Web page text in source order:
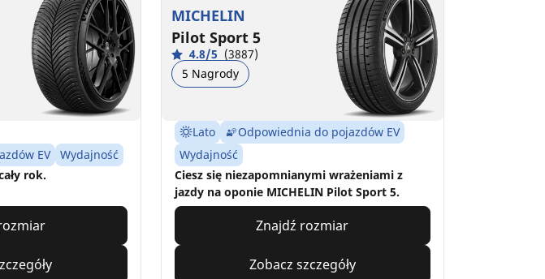
EV
Wydajność
rok.
MICHELIN
Pilot Sport 5
4.8/5 (3887)
5 Nagrody
Lato
Odpowiednia do pojazdów EV
Wydajność
Ciesz się niezapomnianymi wrażeniami z
jazdy na oponie MICHELIN Pilot Sport 5.
Znajdź rozmiar
Zobacz szczegóły